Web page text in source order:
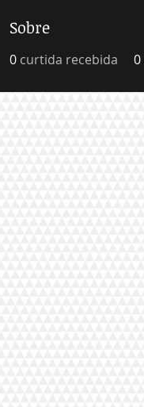
Sobre
0 curtida recebida 0